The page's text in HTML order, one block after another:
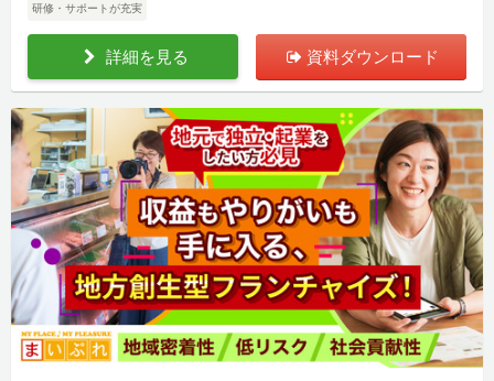
研修・サポートが充実
詳細を見る 資料ダウンロード